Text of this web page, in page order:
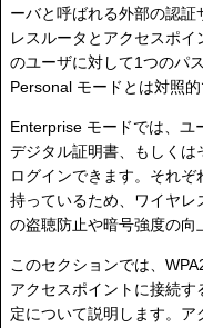
ーバと呼ばれる外部の認
レスルータとアクセスポ
のユーザに対して1つのパ
Personal モードとは対照的
Enterprise モードでは、ユ
デジタル証明書、もしく
ログインできます。それ
持っているため、ワイヤ
の盗聴防止や暗号強度の向
このセクションでは、
アクセスポイントに接続す
定について説明します。